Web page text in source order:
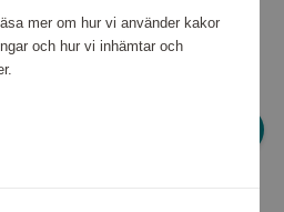
mer om hur vi använder kakor
och hur vi inhämtar och